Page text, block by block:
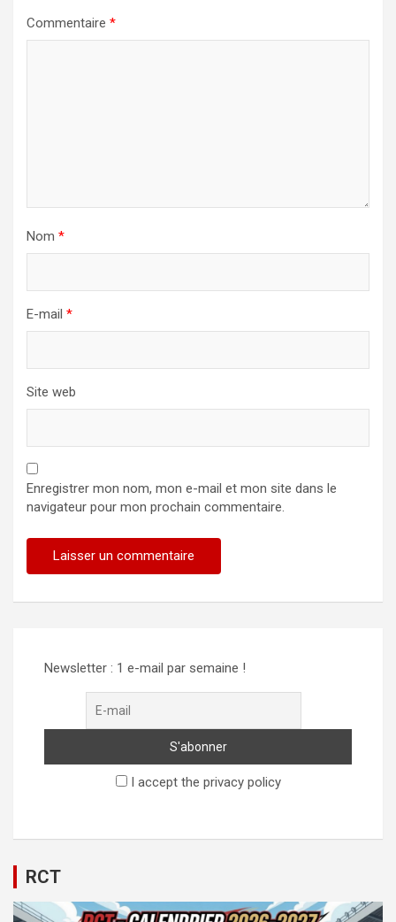
Commentaire *
Nom *
E-mail *
Site web
Enregistrer mon nom, mon e-mail et mon site dans le
navigateur pour mon prochain commentaire.
Newsletter : 1 e-mail par semaine !
I accept the privacy policy
RCT